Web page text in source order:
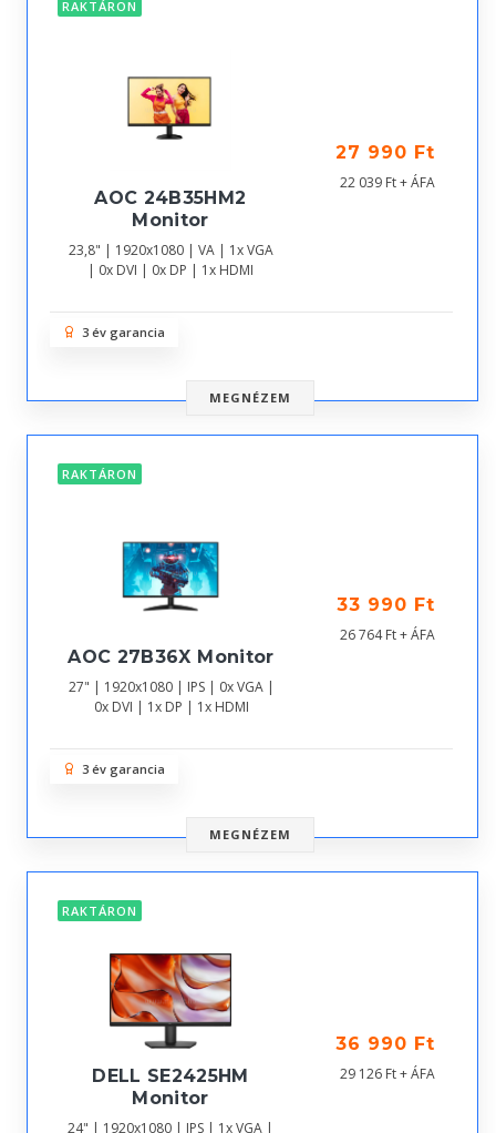
RAKTÁRON
AOC 24B35HM2
Monitor
23,8" | 1920x1080 | VA | 1x VGA
| 0x DVI | 0x DP | 1x HDMI
27 990 Ft
22 039 Ft + ÁFA
3 év garancia
MEGNÉZEM
RAKTÁRON
AOC 27B36X Monitor
27" | 1920x1080 | IPS | 0x VGA |
0x DVI | 1x DP | 1x HDMI
33 990 Ft
26 764 Ft + ÁFA
3 év garancia
MEGNÉZEM
RAKTÁRON
DELL SE2425HM
Monitor
24" | 1920x1080 | IPS | 1x VGA |
36 990 Ft
29 126 Ft + ÁFA